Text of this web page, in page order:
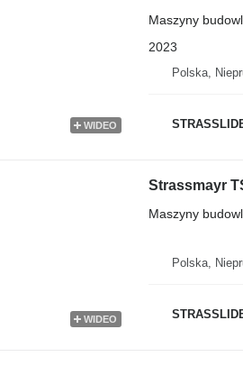
WIDEO
Maszyny
2023
Polska,
WIDEO
Strassmayr
Maszyny
Polska,